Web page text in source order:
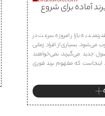
آماده برای شروع
به بازار امروزه سرعت در
بسیاری از افراد زمانی
جدید می‌گیرند، نمی‌خواهند
اینجاست که مفهوم برند فوری